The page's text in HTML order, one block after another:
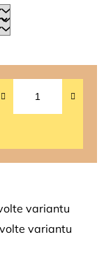
variantu
variantu